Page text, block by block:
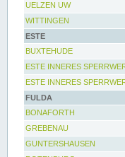
UELZEN UW
WITTINGEN
ESTE
BUXTEHUDE
ESTE INNERES
ESTE INNERES
FULDA
BONAFORTH
GREBENAU
GUNTERSHAUSEN